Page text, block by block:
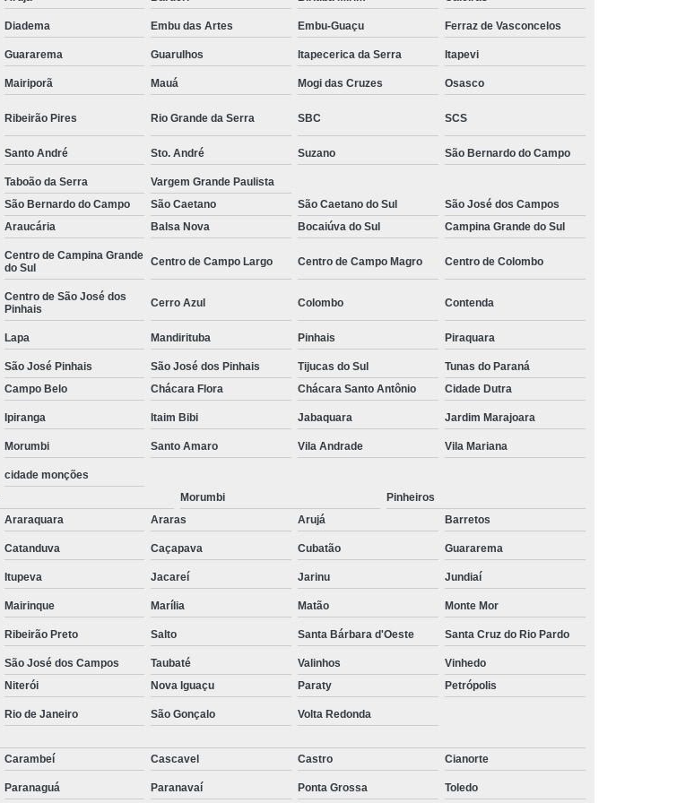
Empresa de Monitoramento e Segurança
Empresa de Monitoramento Residencial
Empresa de Segurança e Monitoramento
Empresa Especializada em Monitoramento
Empresa de Paisagismo e Jardinagem
Empresa de Paisagismo e Jardinagem Predial
Empresa de Paisagismo Predial
Empresa de Paisagismo Terceirizado
Empresa Especializada em Paisagismo
Empresa Especializada em Paisagismo Predial
Empresa Terceirizada de Paisagismo
Empresa de Consultoria de Recrutamento e Seleção
Empresa de Recrutamento
Empresa de Recrutamento e Seleção
Empresa de Recrutamento e Seleção Mais Próximo de Mim
Empresa de Recrutamento e Seleção Próximo de Mim
Empresa de Seleção e Recrutamento
Empresa Especialista em Recrutamento e Seleção
Empresa Especializada em Recrutamento e Seleção
Empresa Recrutamento e Seleção
Empresa de Terceirização
Empresa de Terceirização de Limpeza
Empresa de Terceirização de Mão de Obra
Empresa de Terceirização de Portaria
Diadema Embu das Artes Embu-Guaçu Ferraz de Vasconcelos
Guararema Guarulhos Itapecerica da Serra Itapevi
Mairiporã Mauá Mogi das Cruzes Osasco
Ribeirão Pires Rio Grande da Serra SBC SCS
Santo André Sto. André Suzano São Bernardo do Campo
Taboão da Serra
Vargem Grande Paulista
São Bernardo do Campo São Caetano São Caetano do Sul
São José dos Campos
Araucária Balsa Nova Bocaiúva do Sul Campina Grande do Sul
Centro de Campina Grande
do Sul
Centro de Campo Largo Centro de Campo Magro Centro de Colombo
Centro de São José dos
Pinhais
Cerro Azul Colombo Contenda
Lapa Mandirituba Pinhais Piraquara
São José Pinhais São José dos Pinhais Tijucas do Sul
Tunas do Paraná
Campo Belo Chácara Flora Chácara Santo Antônio Cidade Dutra
Ipiranga Itaim Bibi Jabaquara Jardim Marajoara
Morumbi Santo Amaro Vila Andrade Vila Mariana
cidade monções
Morumbi
Pinheiros
Araraquara Araras Arujá Barretos
Catanduva Caçapava Cubatão Guararema
Itupeva Jacareí Jarinu Jundiaí
Mairinque Marília Matão Monte Mor
Ribeirão Preto Salto Santa Bárbara d'Oeste Santa Cruz do Rio Pardo
São José dos Campos Taubaté Valinhos
Vinhedo
Niterói Nova Iguaçu Paraty Petrópolis
Rio de Janeiro São Gonçalo
Volta Redonda
Carambeí Cascavel Castro Cianorte
Paranaguá Paranavaí Ponta Grossa
Toledo